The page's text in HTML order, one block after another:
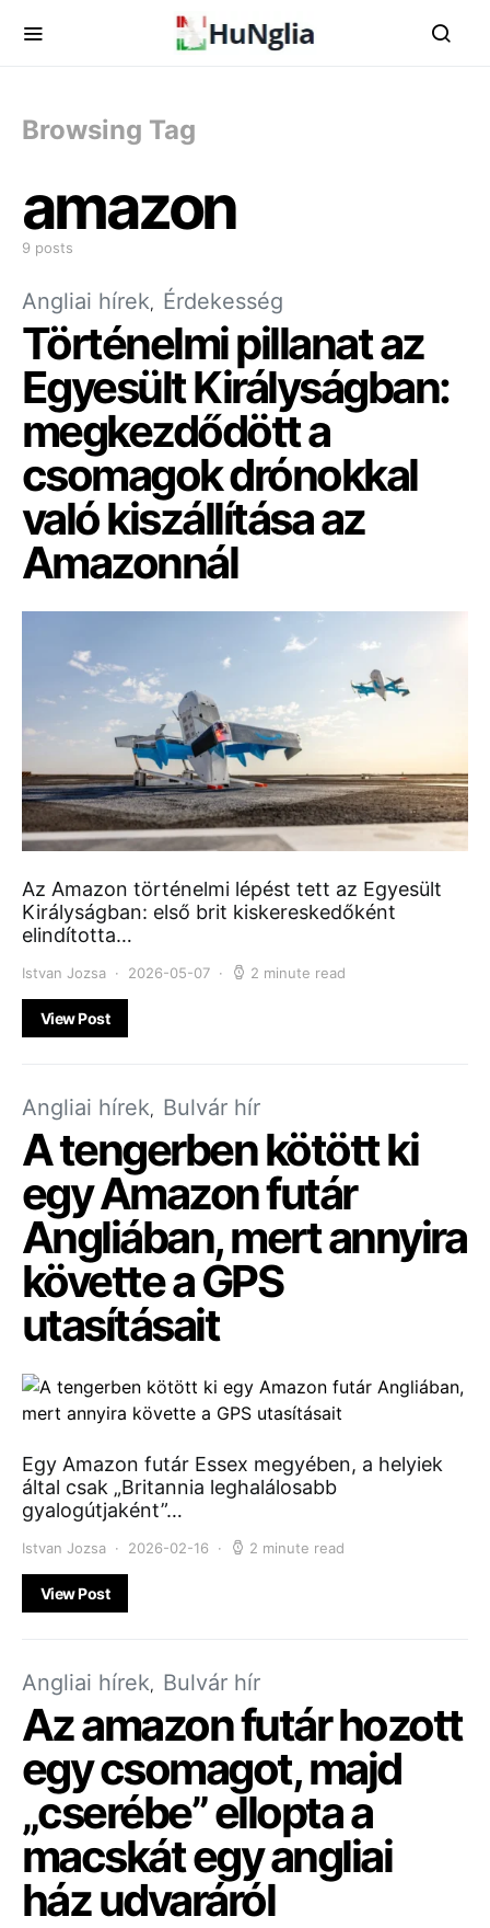
Browsing Tag
amazon
9 posts
Angliai hírek Érdekesség
Történelmi pillanat az
Egyesült Királyságban:
megkezdődött a
csomagok drónokkal
való kiszállítása az
Amazonnál
Az Amazon történelmi lépést tett az Egyesült
Királyságban: első brit kiskereskedőként
elindította…
Istvan Jozsa 2026-05-07 2 minute read
View Post
Angliai hírek Bulvár hír
A tengerben kötött ki
egy Amazon futár
Angliában, mert annyira
követte a GPS
utasításait
Egy Amazon futár Essex megyében, a helyiek
által csak „Britannia leghalálosabb
gyalogútjaként”…
Istvan Jozsa 2026-02-16 2 minute read
View Post
Angliai hírek Bulvár hír
Az amazon futár hozott
egy csomagot, majd
„cserébe” ellopta a
macskát egy angliai
ház udvaráról